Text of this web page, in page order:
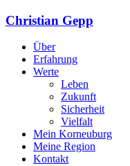
Christian Gepp
Über
Erfahrung
Werte
Leben
Zukunft
Sicherheit
Vielfalt
Mein Korneuburg
Meine Region
Kontakt